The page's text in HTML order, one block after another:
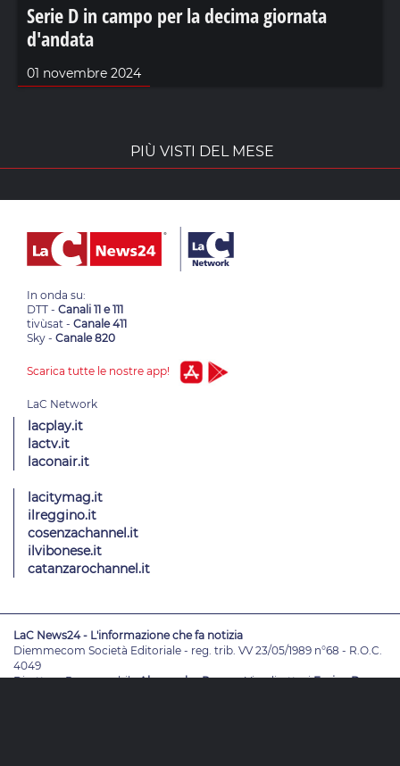
Serie D in campo per la decima giornata
d'andata
01 novembre 2024
PIÙ VISTI DEL MESE
In onda su:
DTT - Canali 11 e 111
tivùsat - Canale 411
Sky - Canale 820
Scarica tutte le nostre app!
lacplay.it
lactv.it
laconair.it
lacitymag.it
ilreggino.it
cosenzachannel.it
ilvibonese.it
catanzarochannel.it
LaC News24 - L'informazione che fa notizia
Diemmecom Società Editoriale - reg. trib. VV 23/05/1989 n°68 - R.O.C.
4049
Direttore ResponsabileAlessandro Russo- VicedirettoriEnrico De